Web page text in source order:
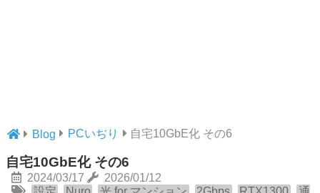
Blog PCいぢり 自宅10GbE化 その6
自宅10GbE化 その6
2024/03/17
2026/01/12